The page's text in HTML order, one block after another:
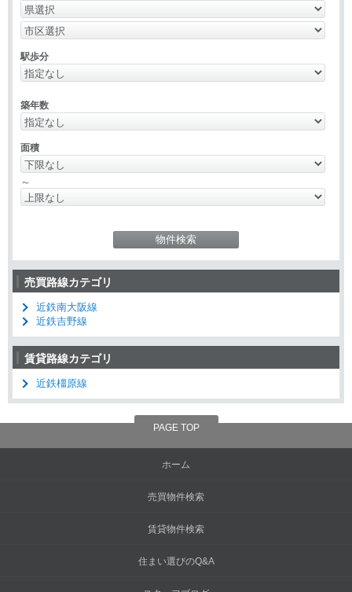
駅歩分
築年数
面積
～
売買路線カテゴリ
近鉄南大阪線
近鉄吉野線
賃貸路線カテゴリ
近鉄橿原線
PAGE TOP
ホーム
売買物件検索
賃貸物件検索
住まい選びのQ&A